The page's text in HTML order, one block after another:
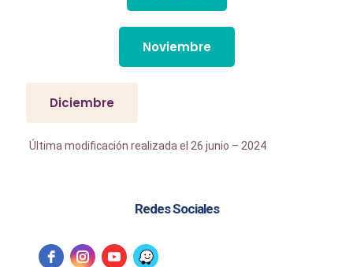
Noviembre
Diciembre
Última modificación realizada el 26 junio – 2024
Redes Sociales